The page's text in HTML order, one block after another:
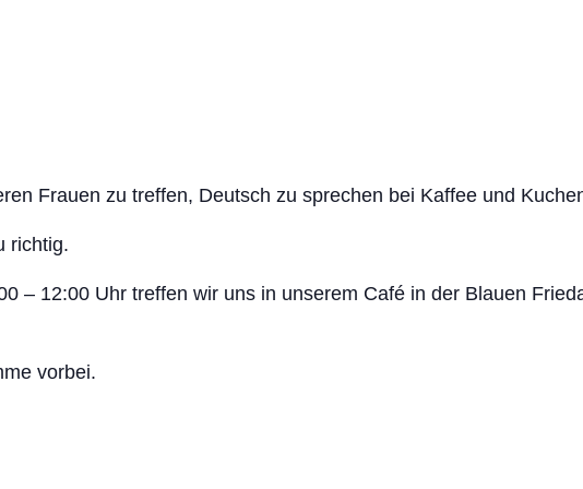
Frauen zu treffen, Deutsch zu sprechen bei Kaffee und
richtig.
– 12:00 Uhr treffen wir uns in unserem Café in der Blauen
vorbei.